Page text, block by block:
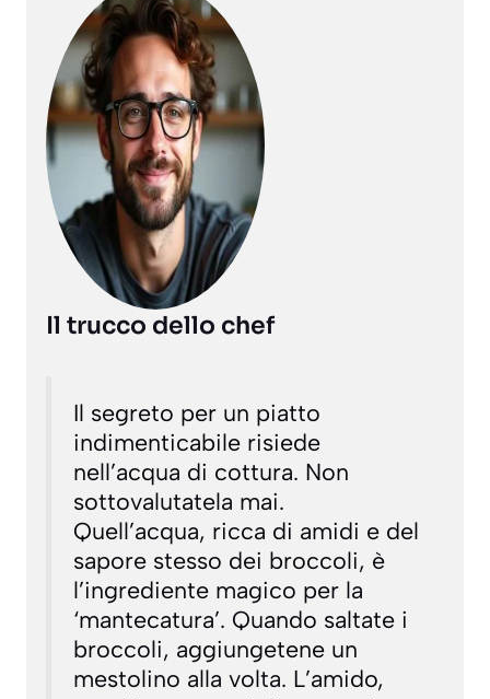
Il trucco dello chef
Il segreto per un piatto
indimenticabile risiede
nell’acqua di cottura. Non
sottovalutatela mai.
Quell’acqua, ricca di amidi e del
sapore stesso dei broccoli, è
l’ingrediente magico per la
‘mantecatura’. Quando saltate i
broccoli, aggiungetene un
mestolino alla volta. L’amido,